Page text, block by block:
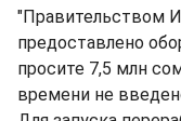
"Правительством
предоставлено
просите 7,5 млн
времени не